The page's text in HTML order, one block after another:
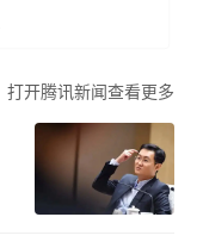
打开腾讯新闻查看更多